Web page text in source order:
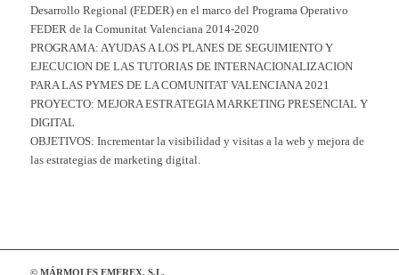
Desarrollo Regional (FEDER) en el marco del Programa Operativo
FEDER de la Comunitat Valenciana 2014-2020
PROGRAMA: AYUDAS A LOS PLANES DE SEGUIMIENTO Y
EJECUCION DE LAS TUTORIAS DE INTERNACIONALIZACION
PARA LAS PYMES DE LA COMUNITAT VALENCIANA 2021
PROYECTO: MEJORA ESTRATEGIA MARKETING PRESENCIAL Y
DIGITAL
OBJETIVOS: Incrementar la visibilidad y visitas a la web y mejora de
las estrategias de marketing digital.
© MÁRMOLES EMEREX, S.L.